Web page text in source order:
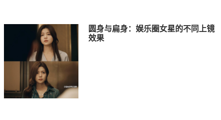
圆身与扁身：娱乐圈女星的不同上镜
效果